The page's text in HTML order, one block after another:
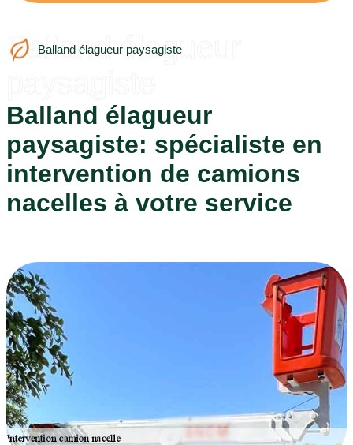
Balland élagueur paysagiste
Balland élagueur
Balland élagueur
paysagiste: spécialiste en
intervention de camions
nacelles à votre service